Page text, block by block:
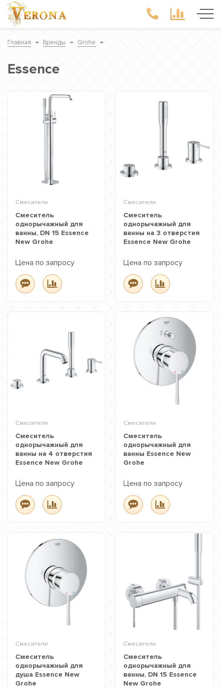
Главная → Бренды → Grohe →
Essence
Смесители
Смеситель
однорычажный для
ванны, DN 15 Essence
New Grohe
Цена по запросу
Смесители
Смеситель
однорычажный для
ванны на 3 отверстия
Essence New Grohe
Цена по запросу
Смесители
Смеситель
однорычажный для
ванны на 4 отверстия
Essence New Grohe
Цена по запросу
Смесители
Смеситель
однорычажный для
ванны Essence New
Grohe
Цена по запросу
Смесители
Смеситель
однорычажный для
душа Essence New
Grohe
Смесители
Смеситель
однорычажный для
ванны, DN 15 Essence
New Grohe